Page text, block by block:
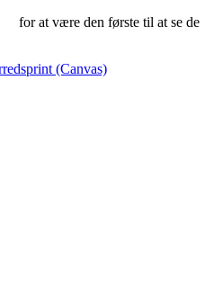
for at være den første til at se de